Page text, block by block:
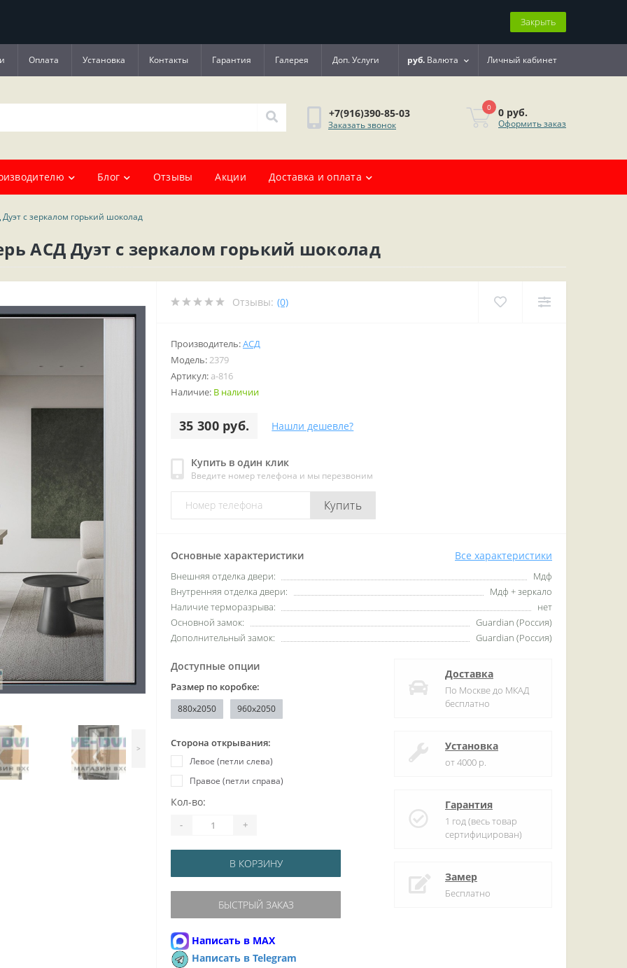
Закрыть
Оплата Установка Контакты Гарантия Галерея Доп. Услуги руб. Валюта Личный кабинет
+7(916)390-85-03
Заказать звонок
0 0 руб.
Оформить заказ
Блог Отзывы Акции Доставка и оплата
с зеркалом горький шоколад
АСД Дуэт с зеркалом горький шоколад
>
Отзывы: (0)
Производитель:АСД
Модель: 2379
Артикул: a-816
Наличие: В наличии
35 300 руб. Нашли дешевле?
Купить в один клик
Введите номер телефона и мы перезвоним
Купить
Основные характеристики Все характеристики
Внешняя отделка двери:
Мдф
Внутренняя отделка двери:
Мдф + зеркало
Наличие терморазрыва:
нет
Основной замок:
Guardian (Россия)
Дополнительный замок:
Guardian (Россия)
Доступные опции
Размер по коробке:
880x2050 960x2050
Сторона открывания:
Левое (петли слева)
Правое (петли справа)
Кол-во:
- +
В КОРЗИНУ
БЫСТРЫЙ ЗАКАЗ
Написать в MAX
Написать в Telegram
Доставка
По Москве до МКАД
бесплатно
Установка
от 4000 р.
Гарантия
1 год (весь товар
сертифицирован)
Замер
Бесплатно